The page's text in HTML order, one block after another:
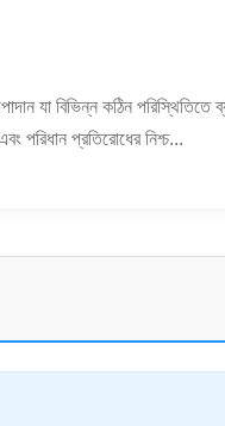
যা বিভিন্ন কঠিন
পরিধান প্রতিরোধের নিশ্চ...